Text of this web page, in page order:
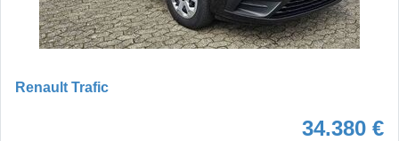
Renault Trafic
34.380 €